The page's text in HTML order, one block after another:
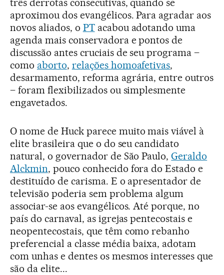
aproximou dos evangélicos. Para agradar aos
novos aliados, o PTacabou adotando uma
agenda mais conservadora e pontos de
discussão antes cruciais de seu programa –
como aborto, relações homoafetivas,
desarmamento, reforma agrária, entre outros
– foram flexibilizados ou simplesmente
engavetados.
O nome de Huck parece muito mais viável à
elite brasileira que o do seu candidato
natural, o governador de São Paulo,Geraldo
Alckmin, pouco conhecido fora do Estado e
destituído de carisma. E o apresentador de
televisão poderia sem problema algum
associar-se aos evangélicos. Até porque, no
país do carnaval, as igrejas pentecostais e
neopentecostais, que têm como rebanho
preferencial a classe média baixa, adotam
com unhas e dentes os mesmos interesses que
são da elite...